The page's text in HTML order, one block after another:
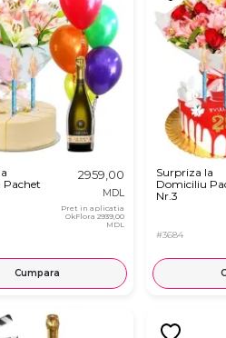
Pachet
2959,00
MDL
Pret in aplicatia
OkFlora 2939,00
MDL
Cumpara
Surpriza la
Domiciliu
Nr.3
#3684